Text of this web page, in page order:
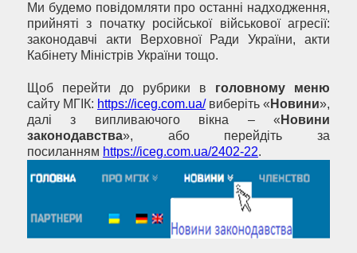
Ми будемо повідомляти про останні надходження,
прийняті з початку російської військової агресії:
законодавчі акти Верховної Ради України, акти
Кабінету Міністрів України тощо.
Щоб перейти до рубрики в головному меню
сайту МГІК: https://iceg.com.ua/виберіть « Новини»,
далі з випливаючого вікна – « Новини
законодавства», або перейдіть за
посиланням https://iceg.com.ua/2402-22.